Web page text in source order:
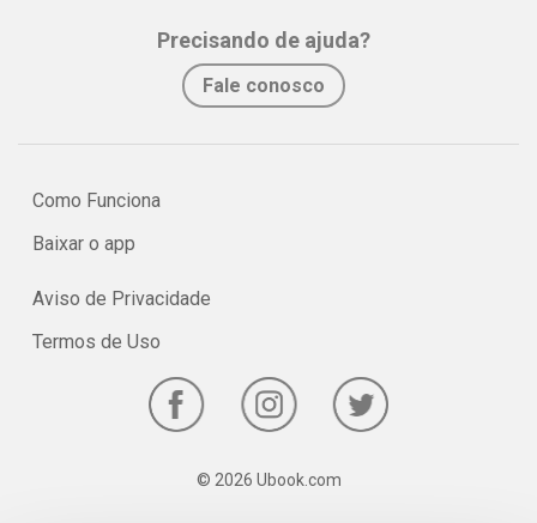
No e-book "Prof. explica!” Matemática para o 6º ano serão vistos
os principais pontos sobre potenciação de frações e
Precisando de ajuda?
Fale conosco
Como Funciona
Baixar o app
Aviso de Privacidade
Termos de Uso
© 2026 Ubook.com